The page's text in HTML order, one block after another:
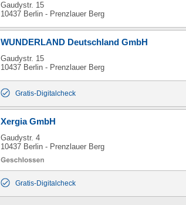
Gaudystr. 15
10437 Berlin - Prenzlauer Berg
WUNDERLAND Deutschland GmbH
Gaudystr. 15
10437 Berlin - Prenzlauer Berg
Gratis-Digitalcheck
Xergia GmbH
Gaudystr. 4
10437 Berlin - Prenzlauer Berg
Gratis-Digitalcheck